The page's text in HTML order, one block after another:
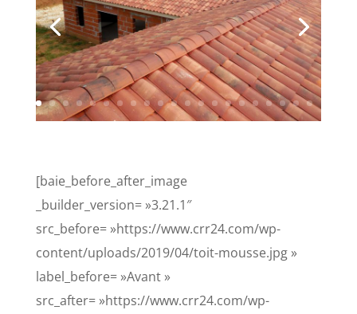
[baie_before_after_image
_builder_version= »3.21.1″
src_before= »https://www.crr24.com/wp-
content/uploads/2019/04/toit-mousse.jpg »
label_before= »Avant »
src_after= »https://www.crr24.com/wp-